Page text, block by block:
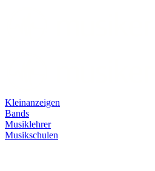
Kleinanzeigen
Bands
Musiklehrer
Musikschulen